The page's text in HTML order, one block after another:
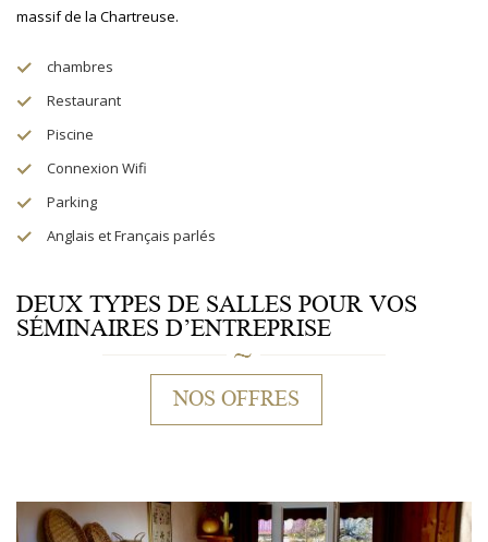
massif de la Chartreuse.
chambres
Restaurant
Piscine
Connexion Wifi
Parking
Anglais et Français parlés
DEUX TYPES DE SALLES POUR VOS
SÉMINAIRES D’ENTREPRISE
NOS OFFRES